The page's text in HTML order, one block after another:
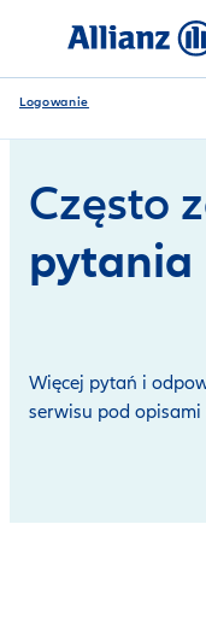
Logowanie
Często
pytania
Więcej pytań i
serwisu pod